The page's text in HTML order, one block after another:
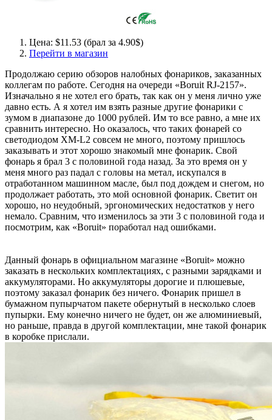
Цена: $11.53 (брал за 4.90$)
Перейти в магазин
Продолжаю серию обзоров налобных фонариков, заказанных
коллегам по работе. Сегодня на очереди «Boruit RJ-2157».
Изначально я не хотел его брать, так как он у меня лично уже
давно есть. А я хотел им взять разные другие фонарики с
зумом в диапазоне до 1000 рублей. Им то все равно, а мне их
сравнить интересно. Но оказалось, что таких фонарей со
светодиодом XM-L2 совсем не много, поэтому пришлось
заказывать и этот хорошо знакомый мне фонарик. Свой
фонарь я брал 3 с половиной года назад. За это время он у
меня много раз падал с головы на метал, искупался в
отработанном машинном масле, был под дождем и снегом, но
продолжает работать, это мой основной фонарик. Светит он
хорошо, но неудобный, эргономических недостатков у него
немало. Сравним, что изменилось за эти 3 с половиной года и
посмотрим, как «Boruit» поработал над ошибками.
Данный фонарь в официальном магазине «Boruit» можно
заказать в нескольких комплектациях, с разными зарядками и
аккумуляторами. Но аккумуляторы дорогие и плюшевые,
поэтому заказал фонарик без ничего. Фонарик пришел в
бумажном пупырчатом пакете обернутый в несколько слоев
пупырки. Ему конечно ничего не будет, он же алюминиевый,
но раньше, правда в другой комплектации, мне такой фонарик
в коробке прислали.